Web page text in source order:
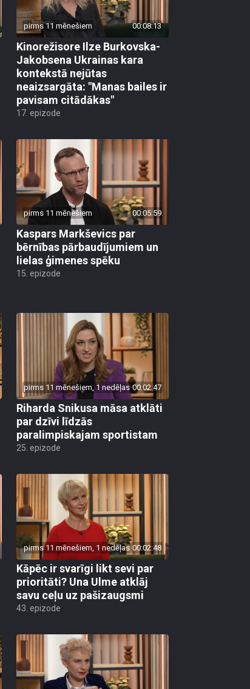
pirms 11 mēnešiem 00:08:13
Kinorežisore Ilze Burkovska-
Jakobsena Ukrainas kara
kontekstā nejūtas
neaizsargāta: "Manas bailes ir
pavisam citādākas"
17. epizode
pirms 11 mēnešiem 00:05:59
Kaspars Markševics par
bērnības pārbaudījumiem un
lielas ģimenes spēku
15. epizode
pirms 11 mēnešiem, 1 nedēļas 00:02:47
Riharda Snikusa māsa atklāti
par dzīvi līdzās
paralimpiskajam sportistam
25. epizode
pirms 11 mēnešiem, 1 nedēļas 00:02:48
Kāpēc ir svarīgi likt sevi par
prioritāti? Una Ulme atklāj
savu ceļu uz pašizaugsmi
43. epizode